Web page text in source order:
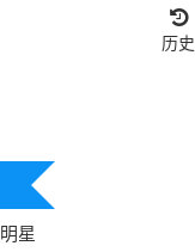
历史
明星